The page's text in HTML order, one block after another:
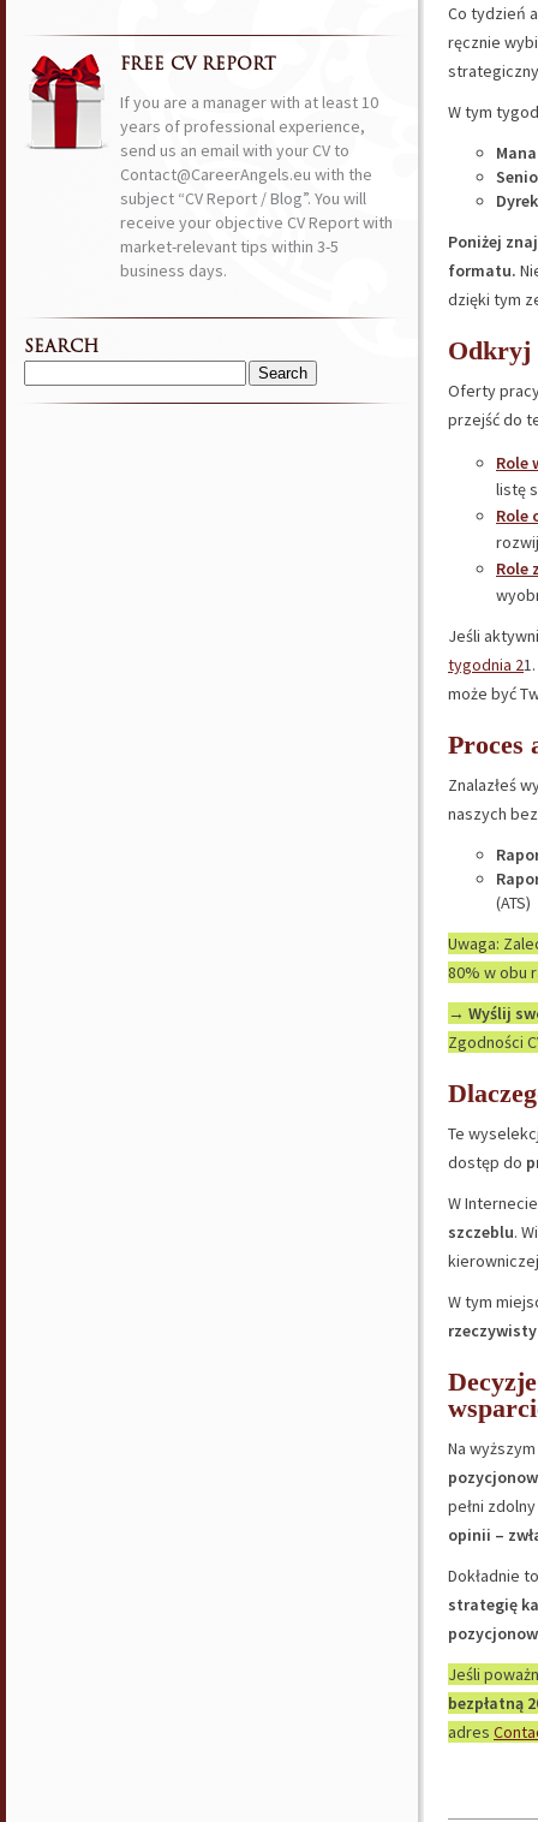
Co tydzień
ręcznie
W tym
Poniżej
formatu.
dzięki tym
Odkryj
Oferty
przejść do
Role
listę
Role
Role
Jeśli
tygodnia 2
może być
Proces
Znalazłeś
naszych
(ATS)
Uwaga:
80% w obu
→ Wyślij
Zgodności
Te
dostęp do
W
szczeblu.
W tym
Na
pełni
opinii –
Dokładnie
strategię
Jeśli
bezpłatną
adres
FREE CV REPORT
If you are a manager with at least 10
years of professional experience,
send us an email with your CV to
Contact@CareerAngels.eu with the
subject “CV Report / Blog”. You will
receive your objective CV Report with
market-relevant tips within 3-5
business days.
SEARCH
Search
for: